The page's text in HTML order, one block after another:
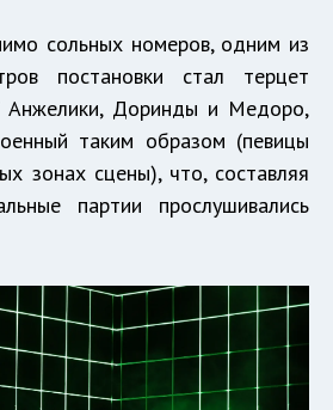
сольных номеров, одним из
постановки стал терцет
Анжелики, Доринды и Медоро,
таким образом (певицы
зонах сцены), что, составляя
партии прослушивались